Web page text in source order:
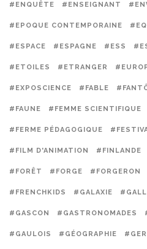
#ENQUÊTE #ENSEIGNANT
#EPOQUE CONTEMPORAINE
#ESPACE #ESPAGNE #ESS
#ETOILES #ETRANGER
#EXPOSCIENCE #FABLE
#FAUNE #FEMME SCIENTIFIQUE
#FERME PÉDAGOGIQUE
#FILM D'ANIMATION #FINLANDE
#FORÊT #FORGE #FORGERON
#FRENCHKIDS #GALAXIE
#GASCON #GASTRONOMADES
#GAULOIS #GÉOGRAPHIE